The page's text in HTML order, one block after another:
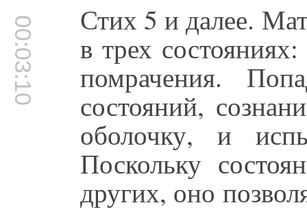
00:03:10 Стих 5 и далее.
в трех
помрачения.
состояний,
оболочку, и
Поскольку
других, оно